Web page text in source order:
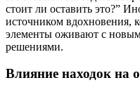
стоит ли оставить это?”
источником вдохновения,
элементы оживают с
решениями.
Влияние находок на